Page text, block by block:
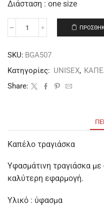
Διάσταση : one size
SKU: BGΑ507
Κατηγορίες: UNISEX,
Share:
Καπέλο τραγιάσκα
Υφασμάτινη τραγιάσκα
καλύτερη εφαρμογή.
Υλικό : ύφασμα